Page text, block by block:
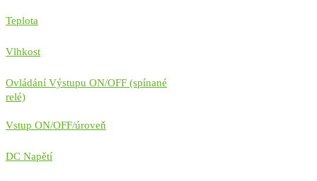
Teplota
Vlhkost
Ovládání Výstupu ON/OFF (spínané
relé)
Vstup ON/OFF/úroveň
DC Napětí